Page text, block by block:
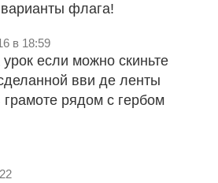
флага!
в 18:59
если можно скиньте
вви де ленты
рядом с гербом